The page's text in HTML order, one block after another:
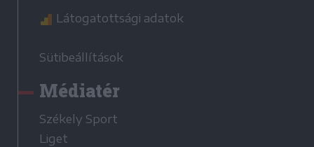
Látogatottsági adatok
Sütibeállítások
Médiatér
Székely Sport
Liget